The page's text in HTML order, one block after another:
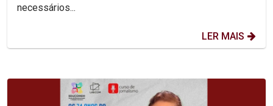
necessários...
LER MAIS